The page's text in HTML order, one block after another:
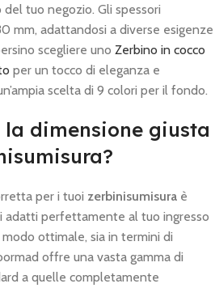
del tuo negozio. Gli spessori
mm, adattandosi a diverse esigenze
scegliere uno Zerbino in cocco
per un tocco di eleganza e
scelta di 9 colori per il fondo.
la dimensione giusta
per i tuoi zerbinisumisura è
adatti perfettamente al tuo ingresso
ottimale, sia in termini di
offre una vasta gamma di
a quelle completamente